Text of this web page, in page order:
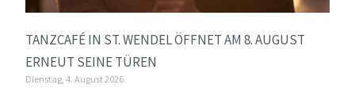
TANZCAFÉ IN ST. WENDEL ÖFFNET AM 8. AUGUST
ERNEUT SEINE TÜREN
Dienstag, 4. August 2026